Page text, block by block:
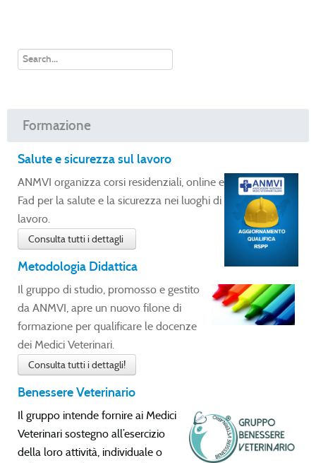
Formazione
Salute e sicurezza sul lavoro
ANMVI organizza corsi residenziali, online e
Fad per la salute e la sicurezza nei luoghi di
lavoro.
Consulta tutti i dettagli
Metodologia Didattica
Il gruppo di studio, promosso e gestito
da ANMVI, apre un nuovo filone di
formazione per qualificare le docenze
dei Medici Veterinari.
Consulta tutti i dettagli!
Benessere Veterinario
Il gruppo intende fornire ai Medici
Veterinari sostegno all’esercizio
della loro attività, individuale o